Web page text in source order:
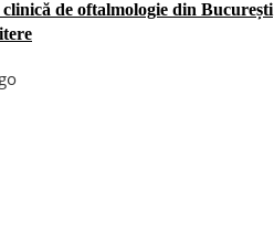
clinică de oftalmologie din București